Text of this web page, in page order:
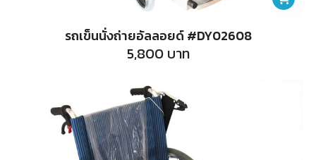
รถเข็นนั่งถ่ายอัลลอยด์ #DY02608
5,800บาท